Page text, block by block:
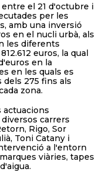
el 21 d'octubre i
per les
amb una inversió
en el nucli urbà, als
les diferents
euros, la qual
en la
en les quals es
dels 275 fins als
zona.
actuacions
carrers
Rigo, Sor
Toni Catany i
a l'entorn
viàries, tapes